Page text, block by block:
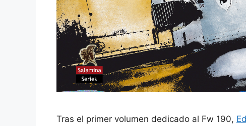
Tras el primer volumen dedicado al Fw 190,